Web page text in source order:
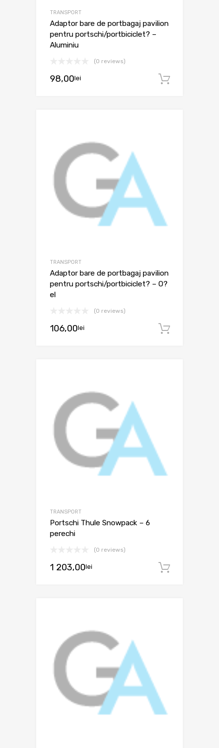
TRANSPORT
Adaptor bare de portbagaj pavilion
pentru portschi/portbiciclet? –
Aluminiu
(0 reviews)
98,00lei
TRANSPORT
Adaptor bare de portbagaj pavilion
pentru portschi/portbiciclet? – O?
el
(0 reviews)
106,00lei
TRANSPORT
Portschi Thule Snowpack – 6
perechi
(0 reviews)
1 203,00lei